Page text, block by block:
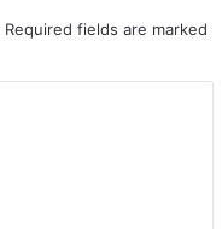
Required fields are marked